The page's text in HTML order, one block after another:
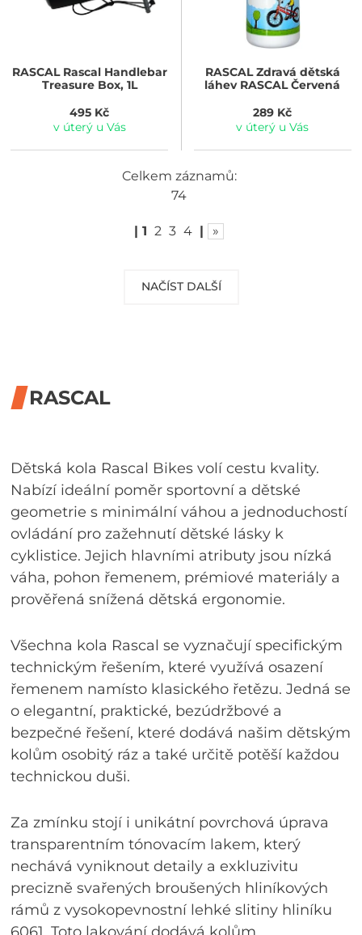
RASCALRascal Handlebar
Treasure Box, 1L
495 Kč
v úterý u Vás
RASCALZdravá dětská
láhev RASCAL Červená
289 Kč
v úterý u Vás
NAČÍST DALŠÍ
Celkem záznamů:
74
| 1 2 3 4 | »
RASCAL
Dětská kola Rascal Bikes volí cestu kvality.
Nabízí ideální poměr sportovní a dětské
geometrie s minimální váhou a jednoduchostí
ovládání pro zažehnutí dětské lásky k
cyklistice. Jejich hlavními atributy jsou nízká
váha, pohon řemenem, prémiové materiály a
prověřená snížená dětská ergonomie.
Všechna kola Rascal se vyznačují specifickým
technickým řešením, které využívá osazení
řemenem namísto klasického řetězu. Jedná se
o elegantní, praktické, bezúdržbové a
bezpečné řešení, které dodává našim dětským
kolům osobitý ráz a také určitě potěší každou
technickou duši.
Za zmínku stojí i unikátní povrchová úprava
transparentním tónovacím lakem, který
nechává vyniknout detaily a exkluzivitu
precizně svařených broušených hliníkových
rámů z vysokopevnostní lehké slitiny hliníku